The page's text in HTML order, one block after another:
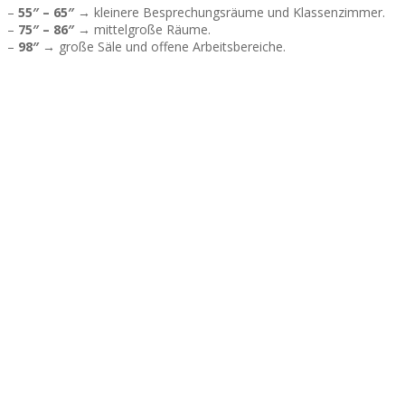
– 55″ – 65″→ kleinere Besprechungsräume und Klassenzimmer.
– 75″ – 86″→ mittelgroße Räume.
– 98″→ große Säle und offene Arbeitsbereiche.